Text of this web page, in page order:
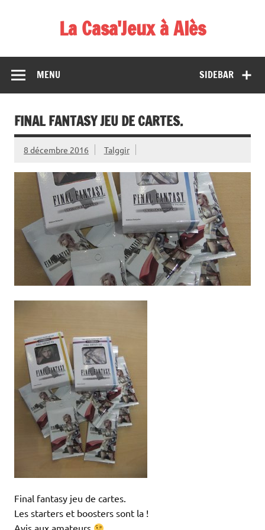
La Casa'Jeux à Alès
démos et de tournois
SIDEBAR
MENU
FINAL FANTASY JEU DE CARTES.
8 décembre 2016 Talggir
Final fantasy jeu de cartes.
Les starters et boosters sont la !